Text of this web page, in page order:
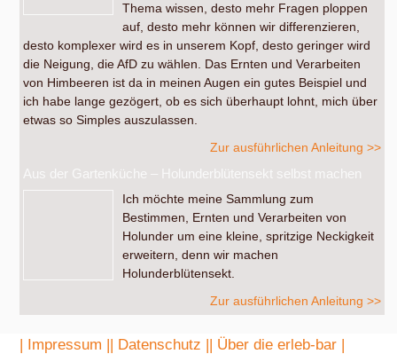
Thema wissen, desto mehr Fragen ploppen
auf, desto mehr können wir differenzieren,
desto komplexer wird es in unserem Kopf, desto geringer wird
die Neigung, die AfD zu wählen. Das Ernten und Verarbeiten
von Himbeeren ist da in meinen Augen ein gutes Beispiel und
ich habe lange gezögert, ob es sich überhaupt lohnt, mich über
etwas so Simples auszulassen.
Zur ausführlichen Anleitung >>
Aus der Gartenküche – Holunderblütensekt selbst machen
Ich möchte meine Sammlung zum
Bestimmen, Ernten und Verarbeiten von
Holunder um eine kleine, spritzige Neckigkeit
erweitern, denn wir machen
Holunderblütensekt.
Zur ausführlichen Anleitung >>
| Impressum || Datenschutz || Über die erleb-bar |